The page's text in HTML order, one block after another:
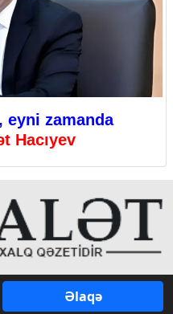
eyni zamanda
Hacıyev
Əlaqə